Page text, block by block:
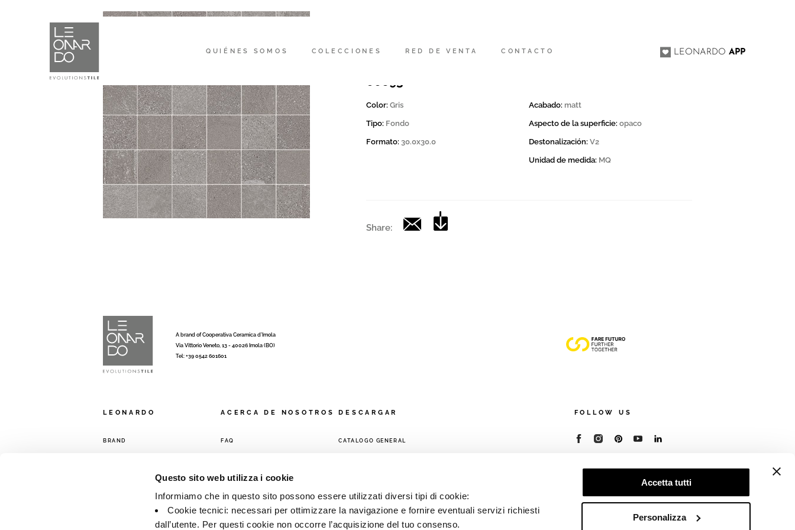
Questo sito web utilizza i cookie
Informiamo che in questo sito possono essere utilizzati diversi tipi di cookie:
Cookie tecnici: necessari per ottimizzare la navigazione e fornire eventuali servizi richiesti
dall’utente. Per questi cookie non occorre l’acquisizione del tuo consenso.
Accetta tutti
Personalizza
QUIÉNES SOMOS COLECCIONES RED DE VENTA CONTACTO LEONARDOAPP
00693
Color: Gris
Tipo: Fondo
Formato: 30.0x30.0
Acabado: matt
Aspecto de la superficie: opaco
Destonalización: V2
Unidad de medida: MQ
Share:
A brand of Cooperativa Ceramica d’Imola
Via Vittorio Veneto, 13 - 40026 Imola (BO)
Tel: +39 0542 601601
LEONARDO
BRAND
ACERCA DE NOSOTROS
FAQ
DESCARGAR
CATALOGO GENERAL
FOLLOW US
© 2026 - Cooperativa Ceramica d’Imola
R.E.A. BO 5545